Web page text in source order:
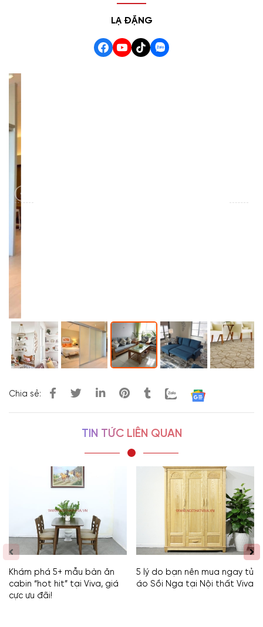
LẠ ĐẶNG
Chia sẻ:
TIN TỨC LIÊN QUAN
Khám phá 5+ mẫu bàn ăn
cabin “hot hit” tại Viva, giá
cực ưu đãi!
5 lý do bạn nên mua ngay tủ
áo Sồi Nga tại Nội thất Viva